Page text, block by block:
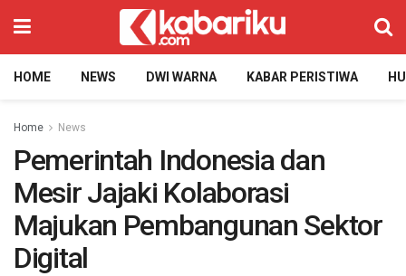
HOME NEWS DWI WARNA KABAR PERISTIWA
Home News
Pemerintah Indonesia dan
Mesir Jajaki Kolaborasi
Majukan Pembangunan Sektor
Digital